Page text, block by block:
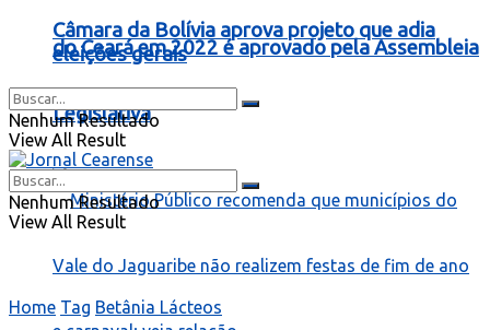
do Ceará em 2022 é aprovado pela Assembleia
Legislativa
Câmara da Bolívia aprova projeto que adia
eleições gerais
Nenhum Resultado
View All Result
Nenhum Resultado
View All Result
Home Tag Betânia Lácteos